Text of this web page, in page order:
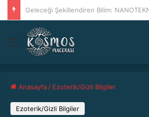
Antik Tarihte İleri Teknoloji
Menü
Anasayfa / Ezoterik/Gizli Bilgiler
Ezoterik/Gizli Bilgiler